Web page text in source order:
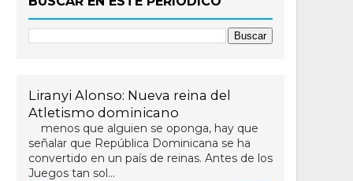
Liranyi Alonso: Nueva reina del
Atletismo dominicano
menos que alguien se oponga, hay que
señalar que República Dominicana se ha
convertido en un país de reinas. Antes de los
Juegos tan sol...